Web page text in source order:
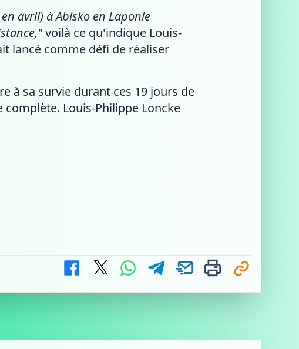
avril) à Abisko en Laponie
voilà ce qu'indique Louis-
lancé comme défi de réaliser
à sa survie durant ces 19 jours de
Louis-Philippe Loncke